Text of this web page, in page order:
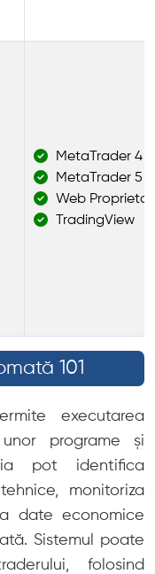
MetaTrader 4
MetaTrader 5
Web Proprietar
TradingView
101
executarea
programe și
pot identifica
monitoriza
date economice
Sistemul poate
folosind